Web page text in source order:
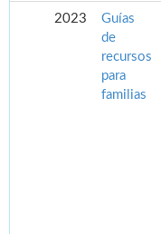
2023
Guías
de
recursos
para
familias